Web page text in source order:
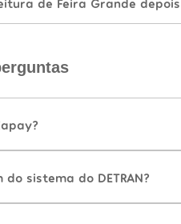
sistema do DETRAN?